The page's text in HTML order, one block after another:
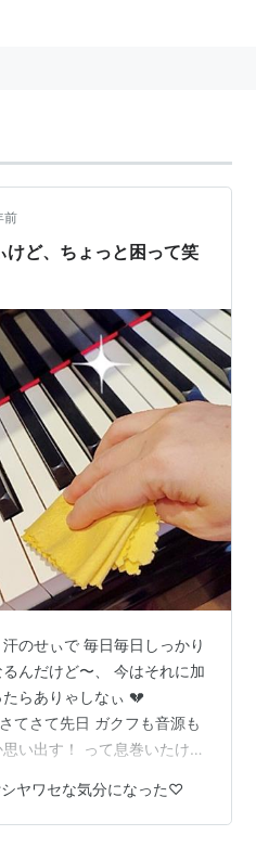
前
ど、ちょっと困って笑
のせぃで 毎日毎日しっかり
んだけど〜、 今はそれに加
らありゃしなぃ 💔
さて先日 ガクフも音源も
い出す！ って息巻いたけれ
たぃの動画持ってなぁぃ？
〜〜〜〜!!!! ✨🎁(≧△≦。)あ
シヤワセな気分になった♡